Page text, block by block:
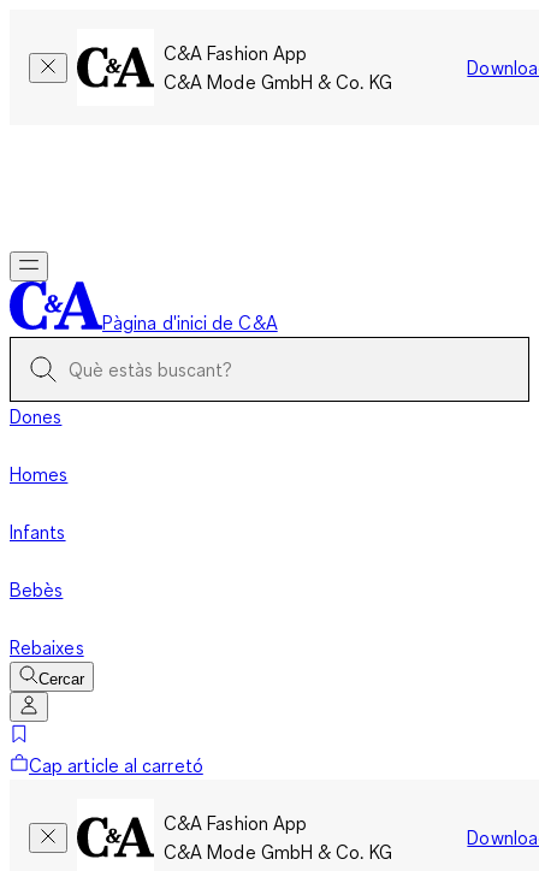
C&A Fashion App
C&A Mode GmbH & Co. KG
Pàgina d'inici de C&A
Dones
Homes
Infants
Bebès
Rebaixes
Cercar
Cap article al carretó
C&A Fashion App
C&A Mode GmbH & Co. KG